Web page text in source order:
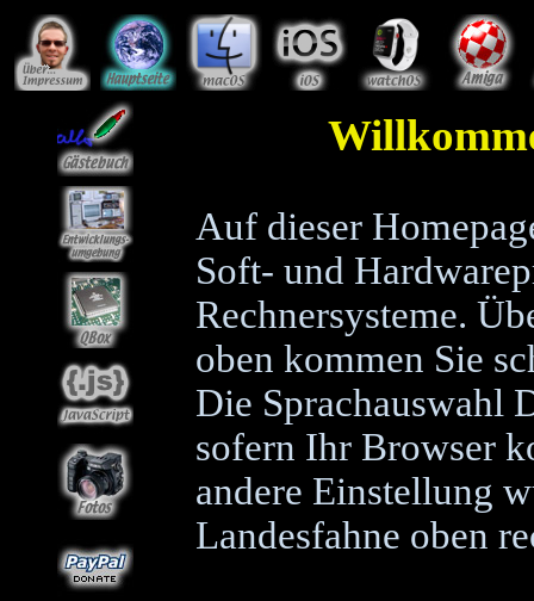
Auf dieser
Soft- und
Rechnersysteme.
oben kommen Sie
Die Sprachauswahl
sofern Ihr Browser
andere Einstellung
Landesfahne oben